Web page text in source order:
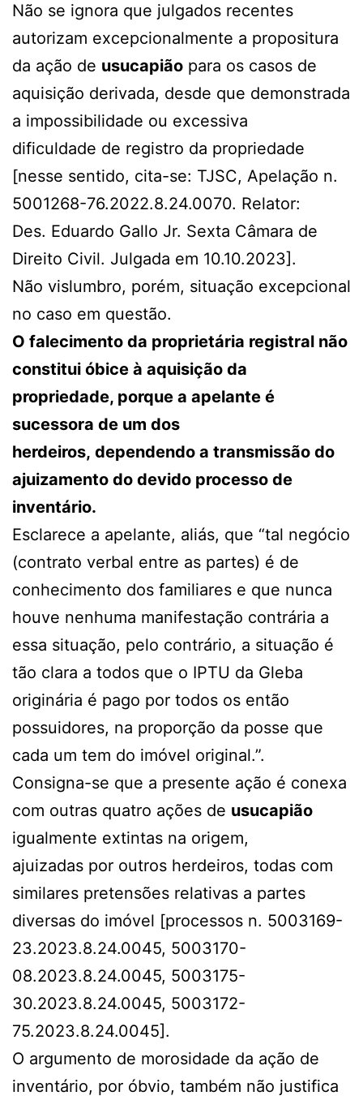
Não se ignora que julgados recentes
autorizam excepcionalmente a propositura
da ação de usucapião para os casos de
aquisição derivada, desde que demonstrada
a impossibilidade ou excessiva
dificuldade de registro da propriedade
[nesse sentido, cita-se: TJSC, Apelação n.
5001268-76.2022.8.24.0070. Relator:
Des. Eduardo Gallo Jr. Sexta Câmara de
Direito Civil. Julgada em 10.10.2023].
Não vislumbro, porém, situação excepcional
no caso em questão.
O falecimento da proprietária registral não
constitui óbice à aquisição da
propriedade, porque a apelante é
sucessora de um dos
herdeiros, dependendo a transmissão do
ajuizamento do devido processo de
inventário.
Esclarece a apelante, aliás, que “tal negócio
(contrato verbal entre as partes) é de
conhecimento dos familiares e que nunca
houve nenhuma manifestação contrária a
essa situação, pelo contrário, a situação é
tão clara a todos que o IPTU da Gleba
originária é pago por todos os então
possuidores, na proporção da posse que
cada um tem do imóvel original.”.
Consigna-se que a presente ação é conexa
com outras quatro ações de usucapião
igualmente extintas na origem,
ajuizadas por outros herdeiros, todas com
similares pretensões relativas a partes
diversas do imóvel [processos n. 5003169-
23.2023.8.24.0045, 5003170-
08.2023.8.24.0045, 5003175-
30.2023.8.24.0045, 5003172-
75.2023.8.24.0045].
O argumento de morosidade da ação de
inventário, por óbvio, também não justifica